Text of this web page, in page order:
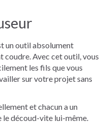
un outil absolument
coudre. Avec cet outil, vous
les fils que vous
sur votre projet sans
et chacun a un
découd-vite lui-même.